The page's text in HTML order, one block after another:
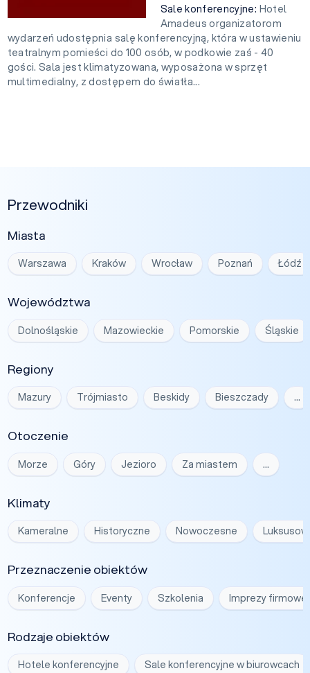
Sale konferencyjne: Hotel
Amadeus organizatorom
wydarzeń udostępnia salę konferencyjną, która w ustawieniu
teatralnym pomieści do 100 osób, w podkowie zaś - 40
gości. Sala jest klimatyzowana, wyposażona w sprzęt
multimedialny, z dostępem do światła...
Przewodniki
Miasta
Warszawa Kraków Wrocław Poznań Łódź
Województwa
Dolnośląskie Mazowieckie Pomorskie Śląskie
Regiony
Mazury Trójmiasto Beskidy Bieszczady …
Otoczenie
Morze Góry Jezioro Za miastem …
Klimaty
Kameralne Historyczne Nowoczesne
Przeznaczenie obiektów
Konferencje Eventy Szkolenia Imprezy firmowe
Rodzaje obiektów
Hotele konferencyjne Sale konferencyjne w biurowcach